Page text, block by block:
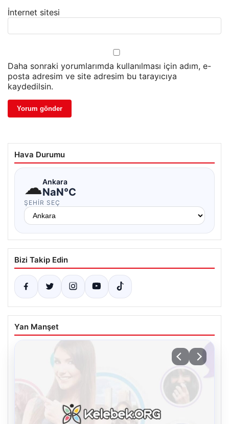
İnternet sitesi
Daha sonraki yorumlarımda kullanılması için adım, e-
posta adresim ve site adresim bu tarayıcıya
kaydedilsin.
Hava Durumu
☁Ankara
NaN°C
ŞEHIR SEÇ
Bizi Takip Edin
Yan Manşet